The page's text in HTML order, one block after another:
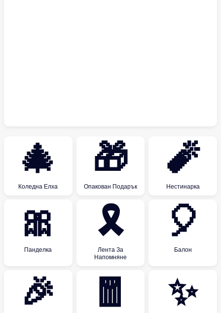
🎄
Коледна Елха
🎁
Опакован Подарък
🧨
Нестинарка
🎀
Панделка
🎗
Лента За
Напомняне
🎈
Балон
🎉 🧧 ✨